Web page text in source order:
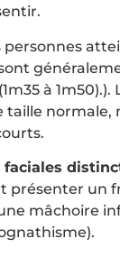
personnes
à 1m50).).
normale,
présenter un
mâchoire